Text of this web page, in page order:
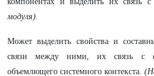
модуля).
Может выделить свойства и
связи между ними, их связь с
объемлющего системного контекста.